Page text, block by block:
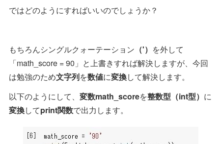
ではどのようにすればいいのでしょうか？
もちろんシングルクォーテーション （'） を外して
「math_score = 90」と上書きすれば解決しますが、今回
は勉強のため文字列を数値に変換して解決します。
以下のようにして、 変数math_scoreを整数型（int型） に
変換してprint関数で出力します。